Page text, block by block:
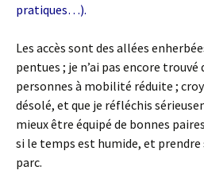
pratiques…).
Les accès sont des allées
pentues ; je n’ai pas encore
personnes à mobilité réduite ;
désolé, et que je réfléchis
mieux être équipé de bonnes
si le temps est humide, et
parc.